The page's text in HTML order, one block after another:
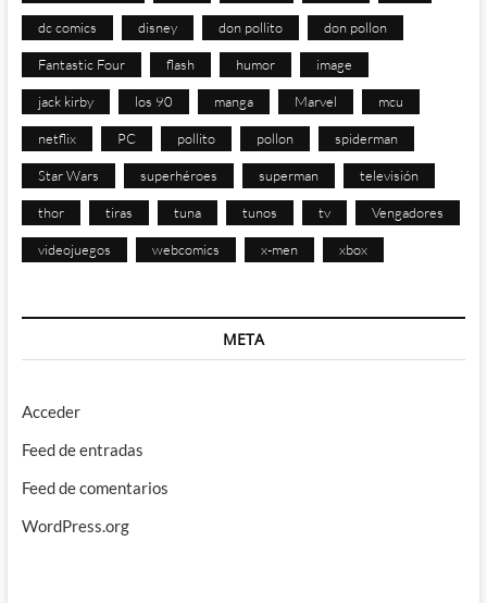
dc comics disney don pollito don pollon
Fantastic Four flash humor image
jack kirby los 90 manga Marvel mcu
netflix PC pollito pollon spiderman
Star Wars superhéroes superman televisión
thor tiras tuna tunos tv Vengadores
videojuegos webcomics x-men xbox
META
Acceder
Feed de entradas
Feed de comentarios
WordPress.org